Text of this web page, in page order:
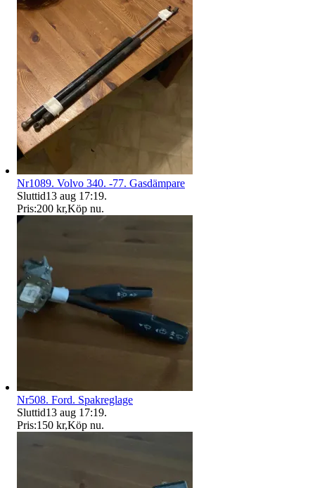
Nr1089. Volvo 340. -77. Gasdämpare
Sluttid13 aug 17:19.
Pris:200 kr,Köp nu.
Nr508. Ford. Spakreglage
Sluttid13 aug 17:19.
Pris:150 kr,Köp nu.